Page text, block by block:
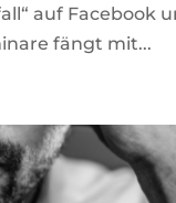
auf Facebook
fängt mit...